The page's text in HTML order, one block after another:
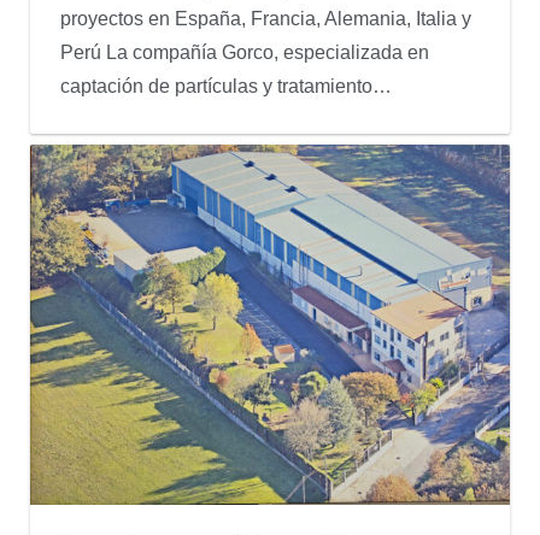
proyectos en España, Francia, Alemania, Italia y
Perú La compañía Gorco, especializada en
captación de partículas y tratamiento…